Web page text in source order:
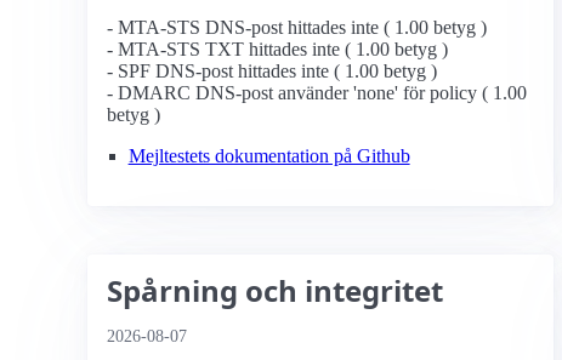
- MTA-STS DNS-post hittades inte ( 1.00 betyg )
- MTA-STS TXT hittades inte ( 1.00 betyg )
- SPF DNS-post hittades inte ( 1.00 betyg )
- DMARC DNS-post använder 'none' för policy ( 1.00
betyg )
Mejltestets dokumentation på Github
Spårning och integritet
2026-08-07